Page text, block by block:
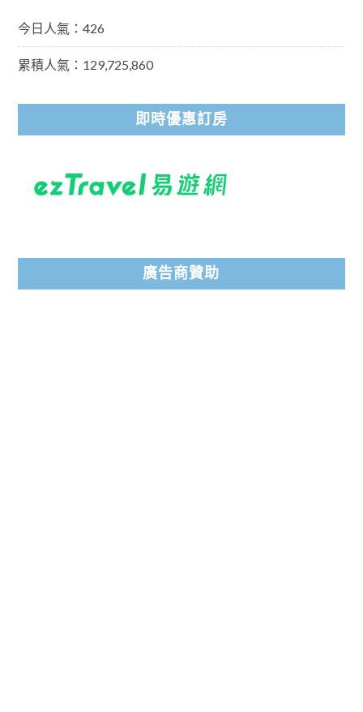
今日人氣：426
累積人氣：129,725,860
即時優惠訂房
廣告商贊助